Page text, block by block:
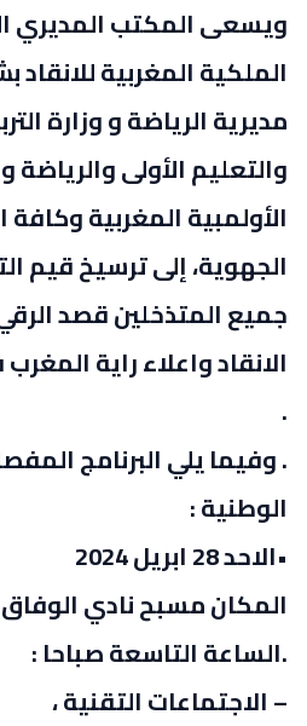
ويسعى المكتب المديري
الملكية المغربية
مديرية الرياضة و وزارة
والتعليم الأولى والرياضة
الأولمبية المغربية
الجهوية، إلى ترسيخ قيم
جميع المتذخلين قصد
الانقاد واعلاء راية
.
. وفيما يلي البرنامج
الوطنية :
•الاحد 28 ابريل 2024
المكان مسبح نادي الوفاق
.الساعة التاسعة صباحا :
– الاجتماعات التقنية ،